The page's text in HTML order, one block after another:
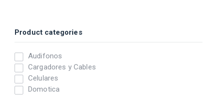
Product categories
Audifonos
Cargadores y Cables
Celulares
Domotica